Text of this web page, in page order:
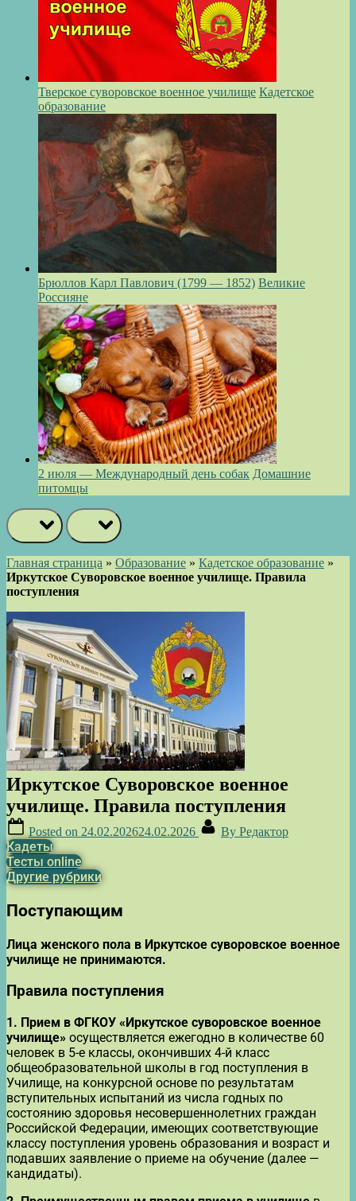
Тверское суворовское военное училище Кадетское
образование
Брюллов Карл Павлович (1799 — 1852) Великие
Россияне
2 июля — Международный день собак Домашние
питомцы
Главная страница » Образование » Кадетское образование »
Иркутское Суворовское военное училище. Правила
поступления
Иркутское Суворовское военное
училище. Правила поступления
Posted on 24.02.202624.02.2026 By Редактор
Кадеты
Тесты online
Другие рубрики
Поступающим
Лица женского пола в Иркутское суворовское военное
училище не принимаются.
Правила поступления
1. Прием в ФГКОУ «Иркутское суворовское военное
училище» осуществляется ежегодно в количестве 60
человек в 5-е классы, окончивших 4-й класс
общеобразовательной школы в год поступления в
Училище, на конкурсной основе по результатам
вступительных испытаний из числа годных по
состоянию здоровья несовершеннолетних граждан
Российской Федерации, имеющих соответствующие
классу поступления уровень образования и возраст и
подавших заявление о приеме на обучение (далее —
кандидаты).